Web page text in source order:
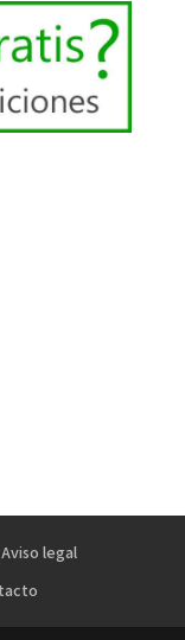
Aviso legal